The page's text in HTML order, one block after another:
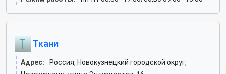
Ткани
Адрес:
Россия, Новокузнецкий городской округ,